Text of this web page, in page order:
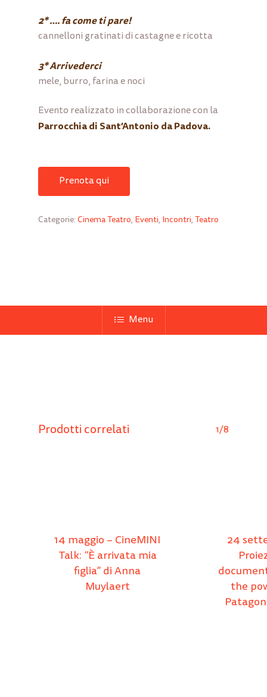
2* …. fa come ti pare!
cannelloni gratinati di castagne e ricotta
3* Arrivederci
mele, burro, farina e noci
Evento realizzato in collaborazione con la
Parrocchia di Sant’Antonio da Padova.
Prenota qui
Categorie: Cinema Teatro, Eventi, Incontri, Teatro
Menu
Prodotti correlati 1/8
14 maggio – CineMINI
Talk: “È arrivata mia
figlia” di Anna
Muylaert
24
the